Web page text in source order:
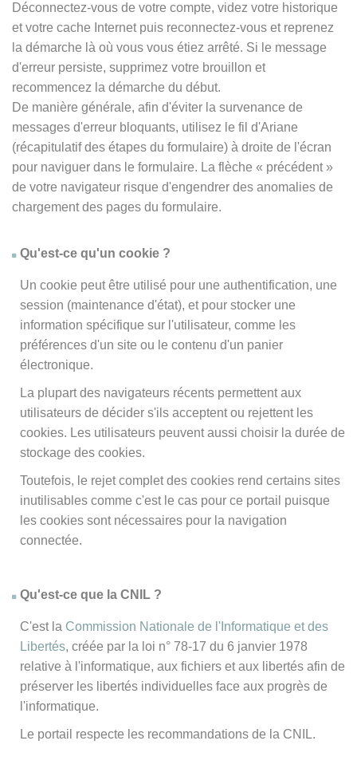
Déconnectez-vous de votre compte, videz votre historique
et votre cache Internet puis reconnectez-vous et reprenez
la démarche là où vous vous étiez arrêté. Si le message
d'erreur persiste, supprimez votre brouillon et
recommencez la démarche du début.
De manière générale, afin d'éviter la survenance de
messages d'erreur bloquants, utilisez le fil d'Ariane
(récapitulatif des étapes du formulaire) à droite de l'écran
pour naviguer dans le formulaire. La flèche « précédent »
de votre navigateur risque d'engendrer des anomalies de
chargement des pages du formulaire.
Qu'est-ce qu'un cookie ?
Un cookie peut être utilisé pour une authentification, une
session (maintenance d'état), et pour stocker une
information spécifique sur l'utilisateur, comme les
préférences d'un site ou le contenu d'un panier
électronique.
La plupart des navigateurs récents permettent aux
utilisateurs de décider s'ils acceptent ou rejettent les
cookies. Les utilisateurs peuvent aussi choisir la durée de
stockage des cookies.
Toutefois, le rejet complet des cookies rend certains sites
inutilisables comme c'est le cas pour ce portail puisque
les cookies sont nécessaires pour la navigation
connectée.
Qu'est-ce que la CNIL ?
C'est la Commission Nationale de l'Informatique et des
Libertés, créée par la loi n° 78-17 du 6 janvier 1978
relative à l'informatique, aux fichiers et aux libertés afin de
préserver les libertés individuelles face aux progrès de
l'informatique.
Le portail respecte les recommandations de la CNIL.